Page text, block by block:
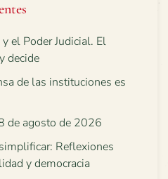
el Poder Judicial. El
decide
de las instituciones es
de agosto de 2026
Reflexiones
y democracia